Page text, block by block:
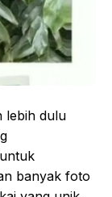
lebih dulu
banyak foto